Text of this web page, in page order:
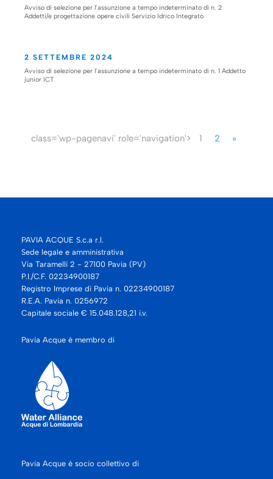
Avviso di selezione per l’assunzione a tempo indeterminato di n. 2
Addetti/e progettazione opere civili Servizio Idrico Integrato
2 SETTEMBRE 2024
Avviso di selezione per l’assunzione a tempo indeterminato di n. 1 Addetto
junior ICT
class='wp-pagenavi' role='navigation'> 1 2 »
PAVIA ACQUE S.c.a r.l.
Sede legale e amministrativa
Via Taramelli 2 - 27100 Pavia (PV)
P.I./C.F. 02234900187
Registro Imprese di Pavia n. 02234900187
R.E.A. Pavia n. 0256972
Capitale sociale € 15.048.128,21 i.v.
Pavia Acque è membro di
Pavia Acque è socio collettivo di